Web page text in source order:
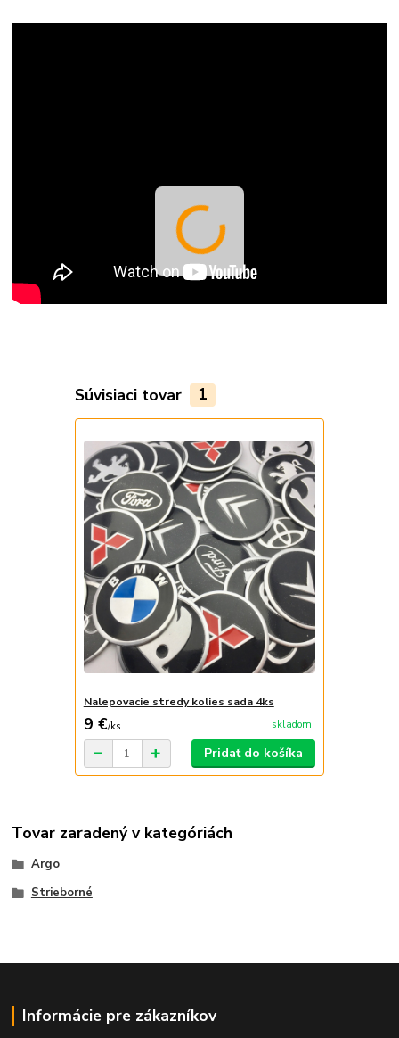
Súvisiaci tovar 1
Nalepovacie stredy kolies sada 4ks
9 €/ks skladom
Pridať do košíka
Tovar zaradený v kategóriách
Argo
Strieborné
Informácie pre zákazníkov